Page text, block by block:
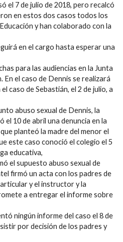
el 7 de julio de 2018, pero recalcó
en estos dos casos todos los
y han colaborado con la
en el cargo hasta esperar una
para las audiencias en la Junta
el caso de Dennis se realizará
caso de Sebastián, el 2 de julio, a
abuso sexual de Dennis, la
10 de abril una denuncia en la
planteó la madre del menor el
este caso conoció el colegio el 5
educativa,
el supuesto abuso sexual de
firmó un acta con los padres de
y el instructor y la
a entregar el informe sobre
ningún informe del caso el 8 de
por decisión de los padres y